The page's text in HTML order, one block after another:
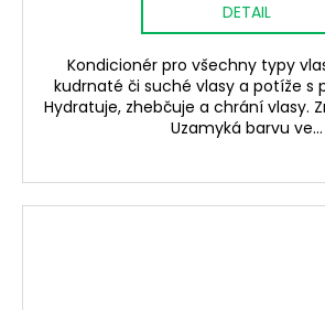
DETAIL
Kondicionér pro všechny typy
kudrnaté či suché vlasy a potíže s
Hydratuje, zhebčuje a chrání vlasy.
Uzamyká barvu ve...